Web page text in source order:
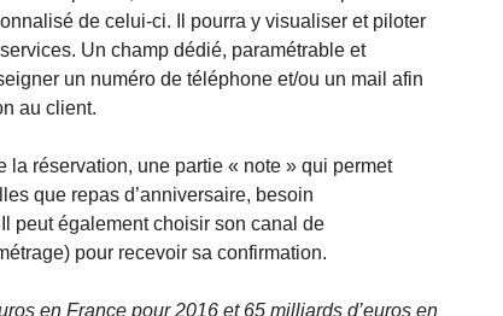
de celui-ci. Il pourra y visualiser et piloter
Un champ dédié, paramétrable et
un numéro de téléphone et/ou un mail afin
au client.
réservation, une partie « note » qui permet
que repas d’anniversaire, besoin
peut également choisir son canal de
pour recevoir sa confirmation.
en France pour 2016 et 65 milliards d’euros en